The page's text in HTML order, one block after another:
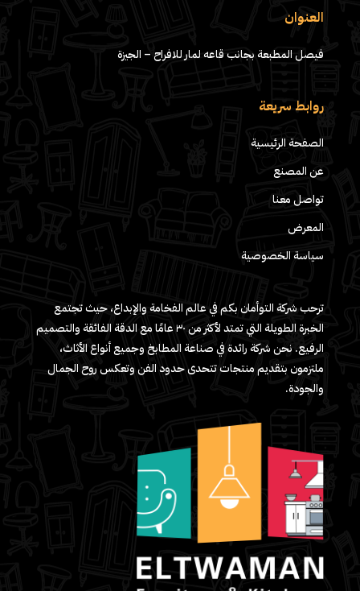
العنوان
فيصل المطبعة بجانب قاعه لمار للافراح – الجيزة
روابط سريعة
الصفحة الرئيسية
عن المصنع
تواصل معنا
المعرض
سياسة الخصوصية
ترحب شركة التوأمان بكم في عالم الفخامة والإبداع، حيث تجتمع
الخبرة الطويلة التي تمتد لأكثر من ٣٠ عامًا مع الدقة الفائقة والتصميم
الرفيع. نحن شركة رائدة في صناعة المطابخ وجميع أنواع الأثاث،
ملتزمون بتقديم منتجات تتحدى حدود الفن وتعكس روح الجمال
والجودة.